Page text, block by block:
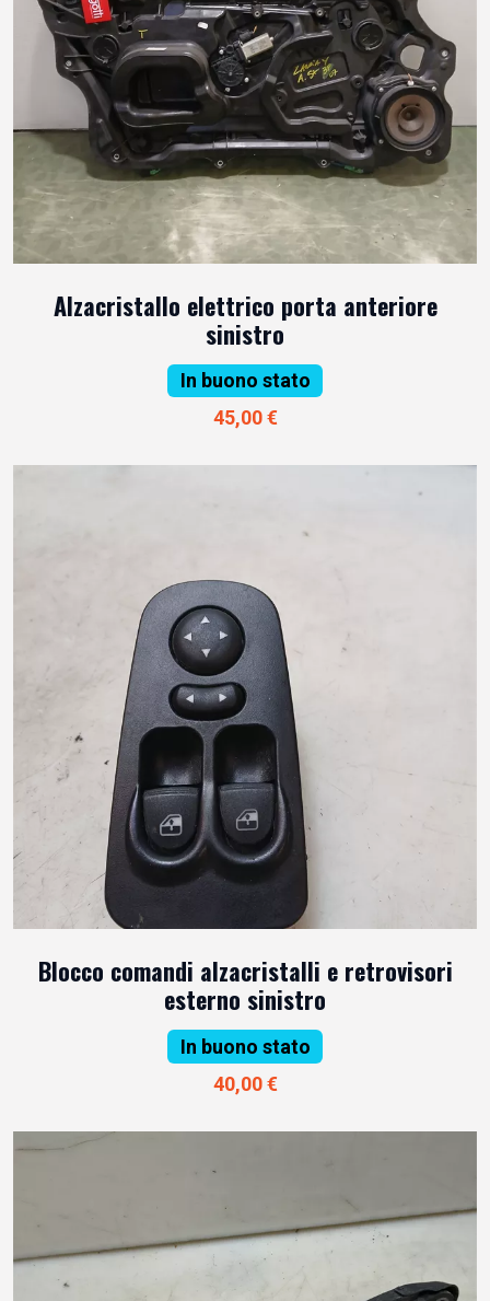
Alzacristallo elettrico porta anteriore
sinistro
In buono stato
45,00 €
Blocco comandi alzacristalli e retrovisori
esterno sinistro
In buono stato
40,00 €